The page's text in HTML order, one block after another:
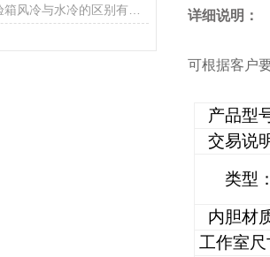
详细说明：
可根据客户
产品型
交易说
类型
内胆材
工作室